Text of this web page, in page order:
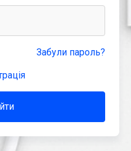
Забули пароль?